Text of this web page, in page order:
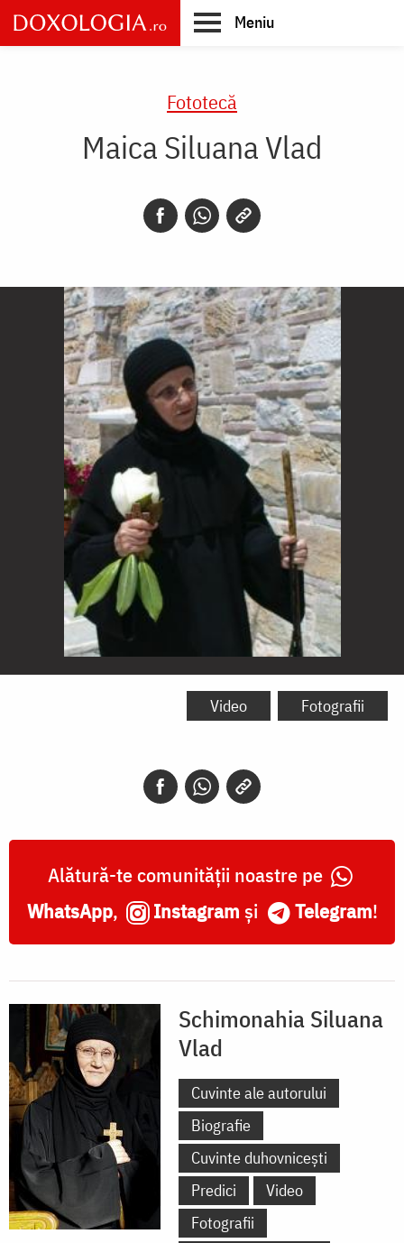
Skip
to
main
Meniu
Fototecă
Maica Siluana Vlad
Maica
Video Fotografii
Alătură-te comunității noastre pe
WhatsApp, Instagram și Telegram!
Schimonahia Siluana
Vlad
Cuvinte ale autorului
Biografie
Cuvinte duhovnicești
Predici
Video
Fotografii